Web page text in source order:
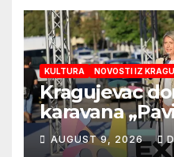
KULTURA NOVOSTI IZ
Kragujevac
karavana
AUGUST 9, 2026